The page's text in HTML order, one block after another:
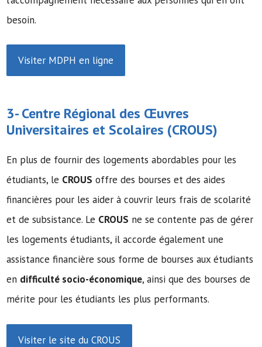
besoin.
Visiter MDPH en ligne
3- Centre Régional des Œuvres
Universitaires et Scolaires (CROUS)
En plus de fournir des logements abordables pour les
étudiants, le CROUS offre des bourses et des aides
financières pour les aider à couvrir leurs frais de scolarité
et de subsistance. Le CROUS ne se contente pas de gérer
les logements étudiants, il accorde également une
assistance financière sous forme de bourses aux étudiants
en difficulté socio-économique, ainsi que des bourses de
mérite pour les étudiants les plus performants.
Visiter le site du CROUS